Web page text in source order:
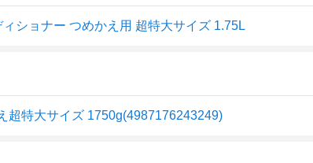
ショナー つめかえ用 超特大サイズ 1.75L
超特大サイズ 1750g(4987176243249)